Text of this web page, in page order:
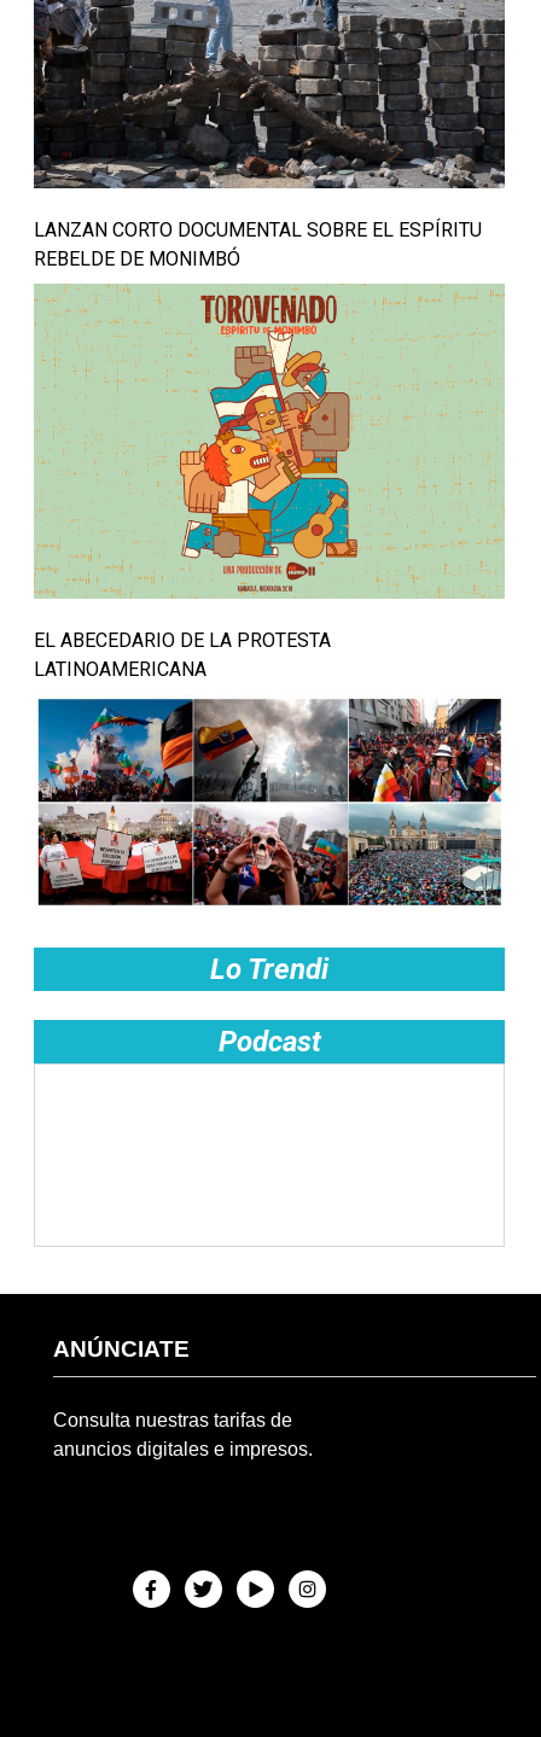
LANZAN CORTO DOCUMENTAL SOBRE EL ESPÍRITU
REBELDE DE MONIMBÓ
EL ABECEDARIO DE LA PROTESTA
LATINOAMERICANA
Lo Trendi
Podcast
ANÚNCIATE
Consulta nuestras tarifas de
anuncios digitales e impresos.